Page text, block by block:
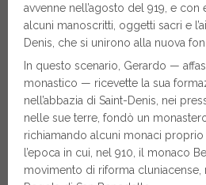
avvenne nell’agosto del 919, e con
alcuni manoscritti, oggetti sacri e
Denis, che si unirono alla nuova
In questo scenario, Gerardo —
monastico — ricevette la sua
nell’abbazia di Saint-Denis, nei
nelle sue terre, fondò un
richiamando alcuni monaci proprio
l’epoca in cui, nel 910, il monaco
movimento di riforma